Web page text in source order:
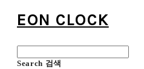
EON CLOCK
Search 검색